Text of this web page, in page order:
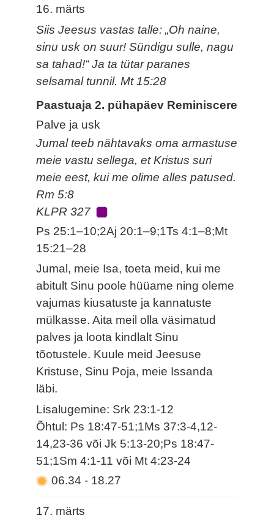
16. märts
Siis Jeesus vastas talle: „Oh naine,
sinu usk on suur! Sündigu sulle, nagu
sa tahad!“ Ja ta tütar paranes
selsamal tunnil. Mt 15:28
Paastuaja 2. pühapäev Reminiscere
Palve ja usk
Jumal teeb nähtavaks oma armastuse
meie vastu sellega, et Kristus suri
meie eest, kui me olime alles patused.
Rm 5:8
KLPR 327
Ps 25:1–10;2Aj 20:1–9;1Ts 4:1–8;Mt
15:21–28
Jumal, meie Isa, toeta meid, kui me
abitult Sinu poole hüüame ning oleme
vajumas kiusatuste ja kannatuste
mülkasse. Aita meil olla väsimatud
palves ja loota kindlalt Sinu
tõotustele. Kuule meid Jeesuse
Kristuse, Sinu Poja, meie Issanda
läbi.
Lisalugemine: Srk 23:1-12
Õhtul: Ps 18:47-51;1Ms 37:3-4,12-
14,23-36 või Jk 5:13-20;Ps 18:47-
51;1Sm 4:1-11 või Mt 4:23-24
06.34- 18.27
17. märts